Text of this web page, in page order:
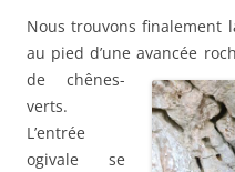
Nous trouvons finalement
au pied d’une avancée
de chênes-
verts.
L’entrée
ogivale se